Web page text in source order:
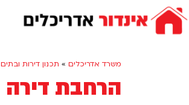
משרד אדריכלים » תכנון דירות ובתים
הרחבת דירה